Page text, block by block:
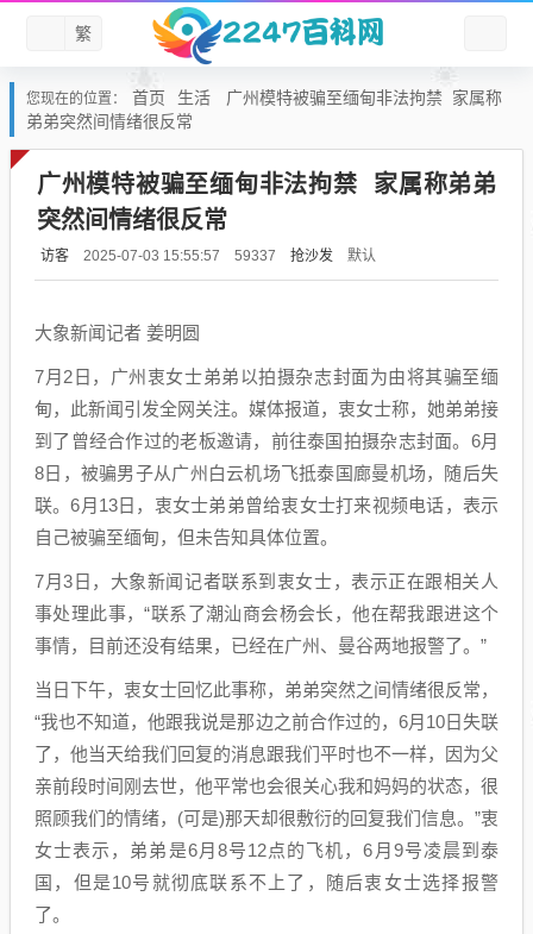
繁
您现在的位置： 首页 生活
广州模特被骗至缅甸非法拘禁 家属称
弟弟突然间情绪很反常
广州模特被骗至缅甸非法拘禁 家属称弟弟
突然间情绪很反常
访客 2025-07-03 15:55:57 59337 抢沙发 默认
大象新闻记者 姜明圆
7月2日，广州衷女士弟弟以拍摄杂志封面为由将其骗至缅
甸，此新闻引发全网关注。媒体报道，衷女士称，她弟弟接
到了曾经合作过的老板邀请，前往泰国拍摄杂志封面。6月
8日，被骗男子从广州白云机场飞抵泰国廊曼机场，随后失
联。6月13日，衷女士弟弟曾给衷女士打来视频电话，表示
自己被骗至缅甸，但未告知具体位置。
7月3日，大象新闻记者联系到衷女士，表示正在跟相关人
事处理此事，“联系了潮汕商会杨会长，他在帮我跟进这个
事情，目前还没有结果，已经在广州、曼谷两地报警了。”
当日下午，衷女士回忆此事称，弟弟突然之间情绪很反常，
“我也不知道，他跟我说是那边之前合作过的，6月10日失联
了，他当天给我们回复的消息跟我们平时也不一样，因为父
亲前段时间刚去世，他平常也会很关心我和妈妈的状态，很
照顾我们的情绪，(可是)那天却很敷衍的回复我们信息。”衷
女士表示，弟弟是6月8号12点的飞机，6月9号凌晨到泰
国，但是10号就彻底联系不上了，随后衷女士选择报警
了。